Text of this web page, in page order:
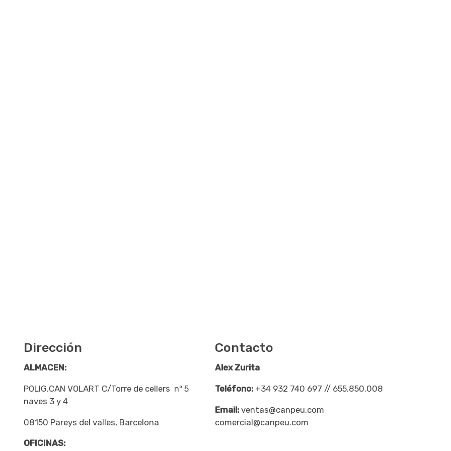
Dirección
ALMACEN:
POLIG.CAN VOLART C/Torre de cellers nº 5
naves 3 y 4
08150 Pareys del valles, Barcelona
OFICINAS:
Contacto
Alex Zurita
Teléfono: +34 932 740 697 // 655.850.008
Email: ventas@canpeu.com
comercial@canpeu.com